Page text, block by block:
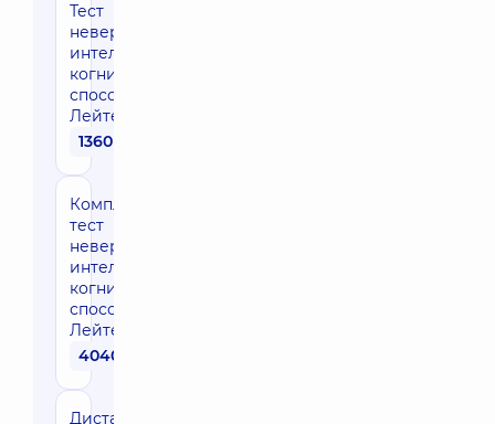
Тест
невербального
интеллекта и
когнитивных
способностей
Лейтер три
1360 грн
Комплексный
тест
невербального
интеллекта и
когнитивных
способностей
Лейтер три
4040 грн
Дистанционные